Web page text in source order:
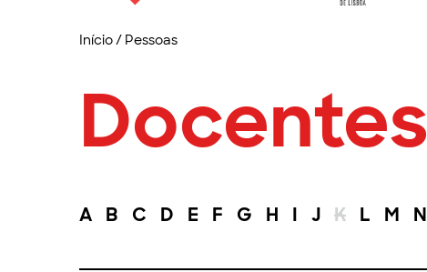
Início/ Pessoas
Docentes
A B C D E F G H I J K L M N